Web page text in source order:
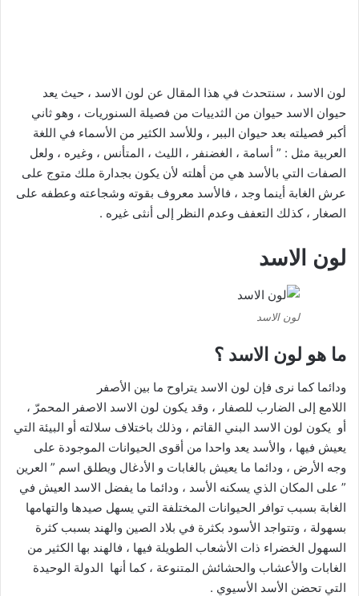
لون الاسد ، سنتحدث في هذا المقال عن لون الاسد ، حيث يعد
حيوان الاسد حيوان من الثدييات من فصيلة السنوريات ، وهو ثاني
أكبر فصيلته بعد حيوان الببر ، وللأسد الكثير من الأسماء في اللغة
العربية مثل : ” أسامة ، الغضنفر ، الليث ، المتأنس ، وغيره ، ولعل
الصفات التي بالأسد هي من أهلته لأن يكون بجدارة ملك متوج على
عرش الغابة أينما وجد ، فالأسد معروف بقوته وشجاعته وعطفه على
الصغار ، كذلك التعفف وعدم النظر إلى أنثى غيره .
لون الاسد
لون الاسد
ما هو لون الاسد ؟
ودائما كما نرى فإن لون الاسد يتراوح ما بين الأصفر
اللامع إلى الضارب للصفار ، وقد يكون لون الاسد الاصفر المحمرّ ،
أو يكون لون الاسد البني القاتم ، وذلك باختلاف سلالته أو البيئة التي
يعيش فيها ، والأسد يعد واحدا من أقوى الحيوانات الموجودة على
وجه الأرض ، ودائما ما يعيش بالغابات و الأدغال ويطلق اسم ” العرين
” على المكان الذي يسكنه الأسد ، ودائما ما يفضل الاسد العيش في
الغابة بسبب توافر الحيوانات المختلفة التي يسهل صيدها والتهامها
بسهولة ، وتتواجد الأسود بكثرة في بلاد الصين والهند بسبب كثرة
السهول الخضراء ذات الأشعاب الطويلة فيها ، فالهند بها الكثير من
الغابات والأعشاب والحشائش المتنوعة ، كما أنها الدولة الوحيدة
التي تحضن الأسد الأسيوي .